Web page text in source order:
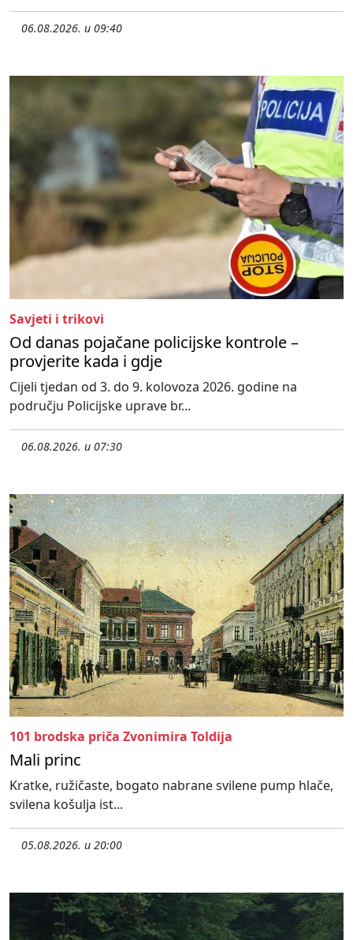
06.08.2026. u 09:40
Savjeti i trikovi
Od danas pojačane policijske kontrole –
provjerite kada i gdje
Cijeli tjedan od 3. do 9. kolovoza 2026. godine na
području Policijske uprave br...
06.08.2026. u 07:30
101 brodska priča Zvonimira Toldija
Mali princ
Kratke, ružičaste, bogato nabrane svilene pump hlače,
svilena košulja ist...
05.08.2026. u 20:00